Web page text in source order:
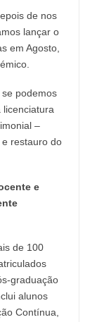
de nos
lançar o
em Agosto,
podemos
–
restauro do
e
de 100
graduação
alunos
Contínua,